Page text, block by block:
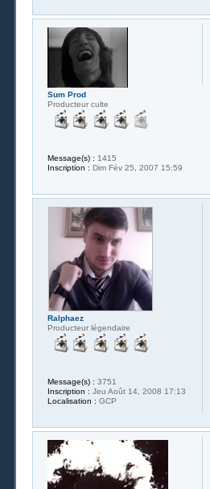
Sum Prod
Producteur culte
Message(s) : 1415
Inscription : Dim Fév 25, 2007 15:59
Ralphaez
Producteur légendaire
Message(s) : 3751
Inscription : Jeu Août 14, 2008 17:13
Localisation : GCP